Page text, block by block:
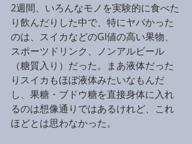
2週間、いろんなモノを実験的に食べた
り飲んだりした中で、特にヤバかった
のは、スイカなどのGI値の高い果物、
スポーツドリンク、ノンアルビール
（糖質入り）だった。まあ液体だった
りスイカもほぼ液体みたいなもんだ
し、果糖・ブドウ糖を直接身体に入れ
るのは想像通りではあるけれど、これ
ほどとは思わなかった。